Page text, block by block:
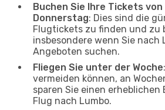
Buchen Sie Ihre Tickets
Donnerstag: Dies sind die
Flugtickets zu finden und zu
insbesondere wenn Sie
Angeboten suchen.
Fliegen Sie unter der Woche
vermeiden können, an
sparen Sie einen
Flug nach Lumbo.